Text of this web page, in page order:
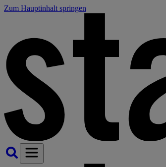
Zum Hauptinhalt springen